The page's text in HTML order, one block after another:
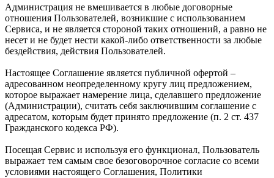
Администрация не вмешивается в любые договорные
отношения Пользователей, возникшие с использованием
Сервиса, и не является стороной таких отношений, а равно не
несет и не будет нести какой-либо ответственности за любые
бездействия, действия Пользователей.
Настоящее Соглашение является публичной офертой –
адресованном неопределенному кругу лиц предложением,
которое выражает намерение лица, сделавшего предложение
(Администрации), считать себя заключившим соглашение с
адресатом, которым будет принято предложение (п. 2 ст. 437
Гражданского кодекса РФ).
Посещая Сервис и используя его функционал, Пользователь
выражает тем самым свое безоговорочное согласие со всеми
условиями настоящего Соглашения, Политики